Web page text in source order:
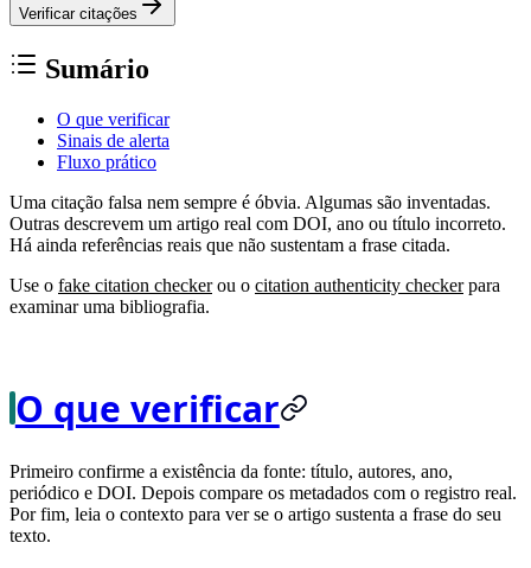
Verificar citações
Sumário
O que verificar
Sinais de alerta
Fluxo prático
Uma citação falsa nem sempre é óbvia. Algumas são inventadas.
Outras descrevem um artigo real com DOI, ano ou título incorreto.
Há ainda referências reais que não sustentam a frase citada.
Use o fake citation checkerou o citation authenticity checkerpara
examinar uma bibliografia.
O que verificar
Primeiro confirme a existência da fonte: título, autores, ano,
periódico e DOI. Depois compare os metadados com o registro real.
Por fim, leia o contexto para ver se o artigo sustenta a frase do seu
texto.